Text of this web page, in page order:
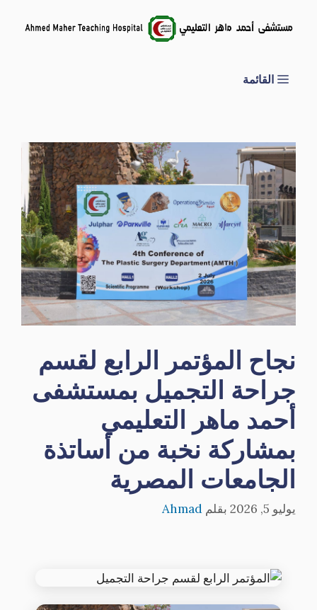
القائمة
نجاح المؤتمر الرابع لقسم
جراحة التجميل بمستشفى
أحمد ماهر التعليمي
بمشاركة نخبة من أساتذة
الجامعات المصرية
يوليو 5, 2026 بقلم Ahmad